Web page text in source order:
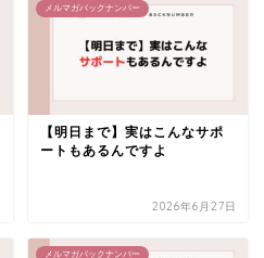
メルマガバックナンバー
【明日まで】実はこんなサポ
ートもあるんですよ
2026年6月27日
メルマガバックナンバー